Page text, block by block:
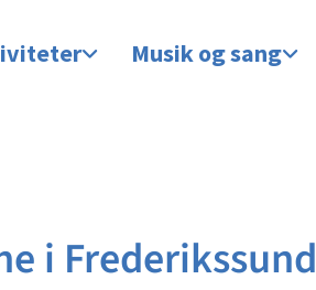
Musik og sang
i Frederikssund